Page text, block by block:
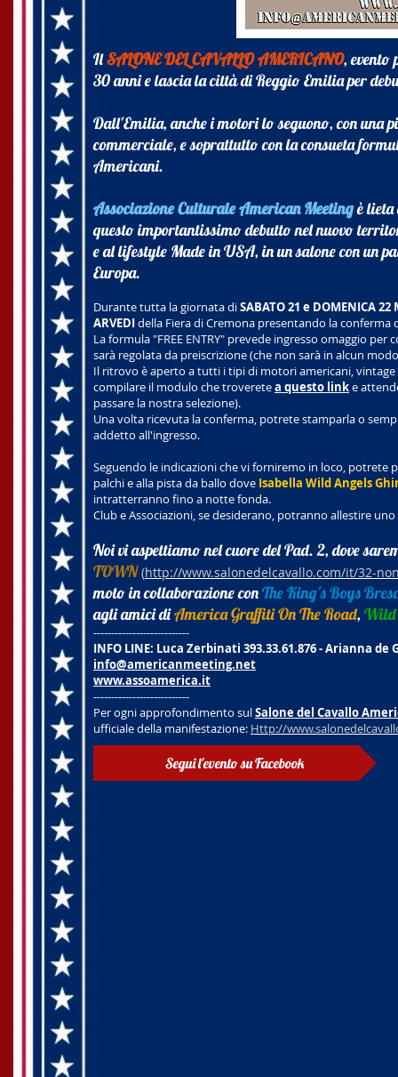
IlSALONE DEL CAVALLO AMERICANO, evento
30 anni e lascia la città di Reggio Emilia per
Dall'Emilia, anche i motori lo seguono, con una
commerciale, e soprattutto con la consueta
Americani.
Associazione Culturale American Meetingè lieta
questo importantissimo debutto nel nuovo
e al lifestyle Made in USA, in un salone con un
Europa.
Durante tutta la giornata diSABATO 21 e DOMENICA 22
ARVEDIdella Fiera di Cremona presentando la
La formula "FREE ENTRY" prevede ingresso omaggio
sarà regolata da preiscrizione (che non sarà in alcun
Il ritrovo è aperto a tutti i tipi di motori americani,
compilare il modulo che troveretea questo linke
passare la nostra selezione).
Una volta ricevuta la conferma, potrete stamparla o
addetto all'ingresso.
Seguendo le indicazioni che vi forniremo in loco,
palchi e alla pista da ballo dove Isabella Wild Angels
intratterranno fino a notte fonda.
Club e Associazioni, se desiderano, potranno allestire
Noi vi aspettiamo nel cuore del Pad. 2, dove
TOWN (http://www.salonedelcavallo.com/it/32-
moto in collaborazione conThe King's Boys
agli amici diAmerica Graffiti On The Road, Wild
---------------------------
INFO LINE: Luca Zerbinati 393.33.61.876 - Arianna de
info@americanmeeting.net
www.assoamerica.it
---------------------------
Per ogni approfondimento sulSalone del Cavallo
ufficiale della manifestazione: Http://
Segui l'evento su Facebook